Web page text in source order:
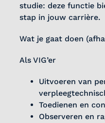
studie: deze functie
stap in jouw carrière.
Wat je gaat doen
Als VIG’er
Uitvoeren van
Toedienen en
Observeren en